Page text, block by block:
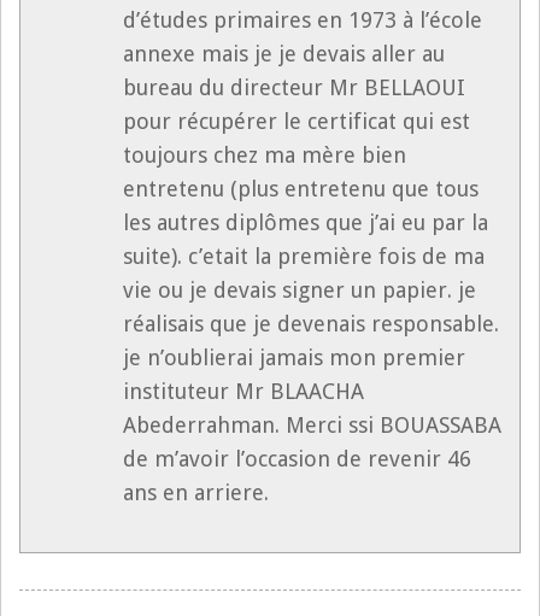
d’études primaires en 1973 à l’école
annexe mais je je devais aller au
bureau du directeur Mr BELLAOUI
pour récupérer le certificat qui est
toujours chez ma mère bien
entretenu (plus entretenu que tous
les autres diplômes que j’ai eu par la
suite). c’etait la première fois de ma
vie ou je devais signer un papier. je
réalisais que je devenais responsable.
je n’oublierai jamais mon premier
instituteur Mr BLAACHA
Abederrahman. Merci ssi BOUASSABA
de m’avoir l’occasion de revenir 46
ans en arriere.